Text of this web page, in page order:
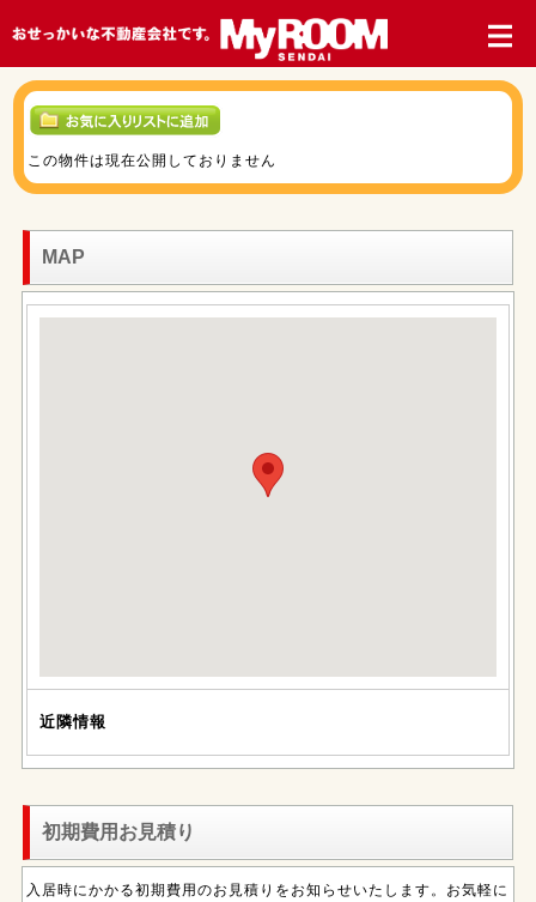
この物件は現在公開しておりません
MAP
近隣情報
初期費用お見積り
入居時にかかる初期費用のお見積りをお知らせいたします。お気軽に